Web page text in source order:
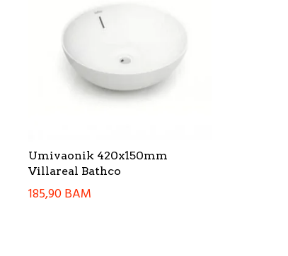
Umivaonik 420x150mm
Villareal Bathco
185,90BAM